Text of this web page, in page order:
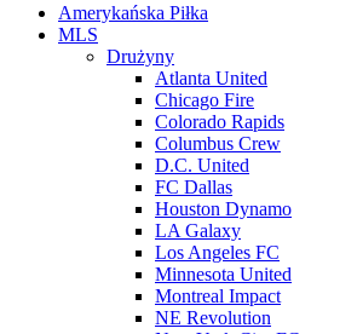
Menu
główne
Amerykańska Piłka
MLS
Drużyny
Atlanta United
Chicago Fire
Colorado Rapids
Columbus Crew
D.C. United
FC Dallas
Houston Dynamo
LA Galaxy
Los Angeles FC
Minnesota United
Montreal Impact
NE Revolution